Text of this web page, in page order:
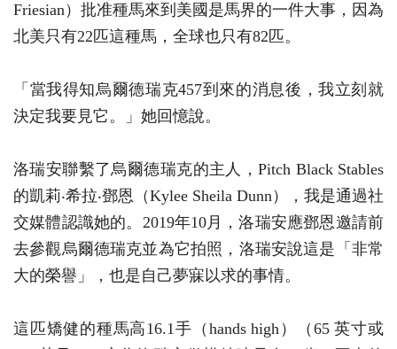
Friesian）批准種馬來到美國是馬界的一件大事，因為
北美只有22匹這種馬，全球也只有82匹。
「當我得知烏爾德瑞克457到來的消息後，我立刻就
決定我要見它。」她回憶說。
洛瑞安聯繫了烏爾德瑞克的主人，Pitch Black Stables
的凱莉‧希拉‧鄧恩（Kylee Sheila Dunn），我是通過社
交媒體認識她的。2019年10月，洛瑞安應鄧恩邀請前
去參觀烏爾德瑞克並為它拍照，洛瑞安說這是「非常
大的榮譽」，也是自己夢寐以求的事情。
這匹矯健的種馬高16.1手（hands high）（65 英寸或